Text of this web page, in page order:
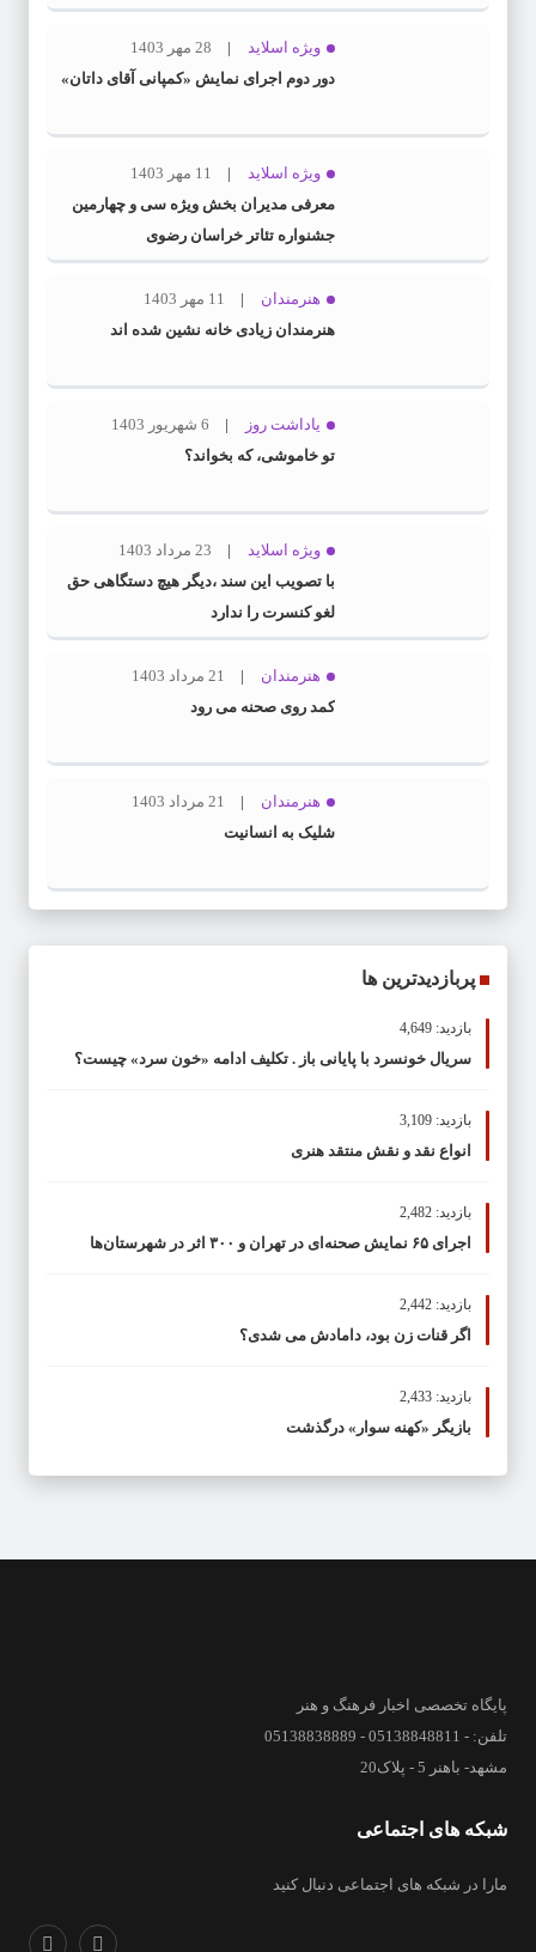
ویژه اسلاید
28 مهر 1403
دور دوم اجرای نمایش «کمپانی آقای داتان»
ویژه اسلاید
11 مهر 1403
معرفی مدیران بخش ویژه سی و چهارمین
جشنواره تئاتر خراسان رضوی
هنرمندان
11 مهر 1403
هنرمندان زیادی خانه نشین شده اند
یاداشت روز
6 شهریور 1403
تو خاموشی، که بخواند؟
ویژه اسلاید
23 مرداد 1403
با تصویب این سند ،دیگر هیچ دستگاهی حق
لغو کنسرت را ندارد
هنرمندان
21 مرداد 1403
کمد روی صحنه می رود
هنرمندان
21 مرداد 1403
شلیک به انسانیت
پربازدیدترین ها
بازدید: 4,649
سریال خونسرد با پایانی باز . تکلیف ادامه «خون سرد» چیست؟
بازدید: 3,109
انواع نقد و نقش منتقد هنری
بازدید: 2,482
اجرای ۶۵ نمایش صحنه‌ای در تهران و ۳۰۰ اثر در شهرستان‌ها
بازدید: 2,442
اگر قنات زن بود، دامادش می شدی؟
بازدید: 2,433
بازیگر «کهنه سوار» درگذشت
پایگاه تخصصی اخبار فرهنگ و هنر
تلفن: - 05138848811 - 05138838889
مشهد- باهنر 5 - پلاک20
شبکه های اجتماعی
مارا در شبکه های اجتماعی دنبال کنید